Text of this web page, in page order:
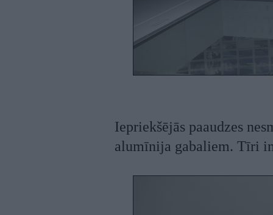
Iepriekšējās paaudzes
alumīnija gabaliem. Tīri